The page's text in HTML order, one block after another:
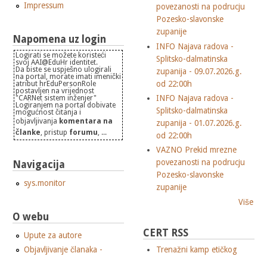
Impressum
Napomena uz login
Logirati se možete koristeći
svoj AAI@EduHr identitet.
Da biste se uspješno ulogirali
na portal, morate imati imenički
atribut hrEduPersonRole
postavljen na vrijednost
"CARNet sistem inženjer"
Logiranjem na portal dobivate
mogućnost čitanja i
objavljivanja komentara na
članke, pristup forumu, ...
Navigacija
sys.monitor
O webu
Upute za autore
Objavljivanje članaka -
povezanosti na podrucju
Pozesko-slavonske
zupanije
INFO Najava radova -
Splitsko-dalmatinska
zupanija - 09.07.2026.g.
od 22:00h
INFO Najava radova -
Splitsko-dalmatinska
zupanija - 01.07.2026.g.
od 22:00h
VAZNO Prekid mrezne
povezanosti na podrucju
Pozesko-slavonske
zupanije
Više
CERT RSS
Trenažni kamp etičkog